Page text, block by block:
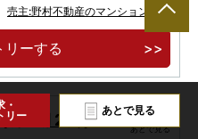
、有楽町線「東池袋」駅
結 徒歩3分
売主:野村不動産のマンション一覧
リーする
第1期 2次 ) あとで見る
・
リー
あとで見る